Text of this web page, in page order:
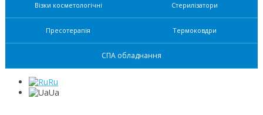
Візки косметологічні Стерилізатори
Пресотерапія Термоковдри
СПА обладнання
Ru
Ua